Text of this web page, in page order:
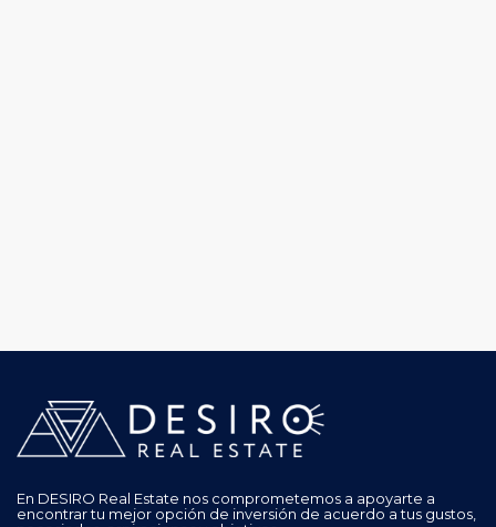
En DESIRO Real Estate nos comprometemos a apoyarte a
encontrar tu mejor opción de inversión de acuerdo a tus gustos,